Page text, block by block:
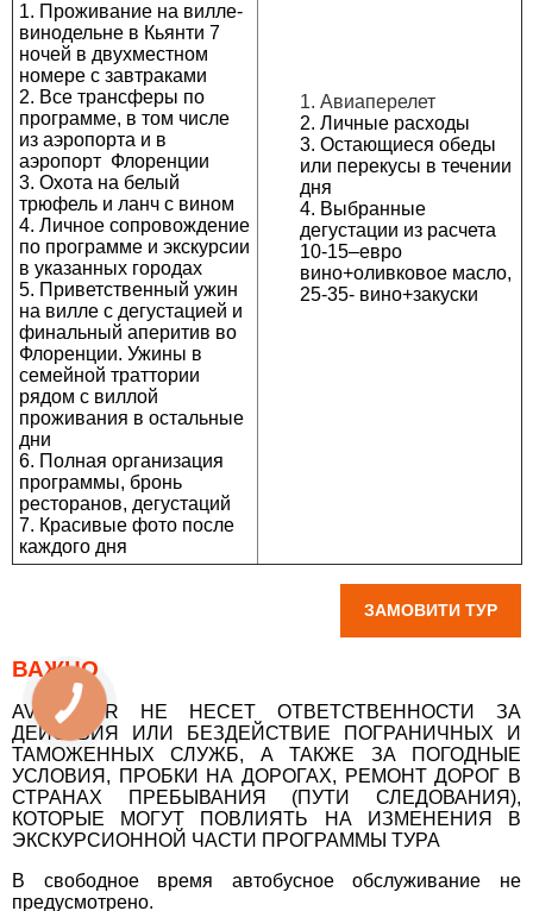
1. Проживание на вилле-
винодельне в Кьянти 7
ночей в двухместном
номере с завтраками
2. Все трансферы по
программе, в том числе
из аэропорта и в
аэропорт Флоренции
3. Охота на белый
трюфель и ланч с вином
4. Личное сопровождение
по программе и экскурсии
в указанных городах
5. Приветственный ужин
на вилле с дегустацией и
финальный аперитив во
Флоренции. Ужины в
семейной траттории
рядом с виллой
проживания в остальные
дни
6. Полная организация
программы, бронь
ресторанов, дегустаций
7. Красивые фото после
каждого дня
1. Авиаперелет
2. Личные расходы
3. Остающиеся обеды
или перекусы в течении
дня
4. Выбранные
дегустации из расчета
10-15–евро
вино+оливковое масло,
25-35- вино+закуски
ЗАМОВИТИ ТУР
ВАЖНО
AVENTOUR НЕ НЕСЕТ ОТВЕТСТВЕННОСТИ ЗА
ДЕЙСТВИЯ ИЛИ БЕЗДЕЙСТВИЕ ПОГРАНИЧНЫХ И
ТАМОЖЕННЫХ СЛУЖБ, А ТАКЖЕ ЗА ПОГОДНЫЕ
УСЛОВИЯ, ПРОБКИ НА ДОРОГАХ, РЕМОНТ ДОРОГ В
СТРАНАХ ПРЕБЫВАНИЯ (ПУТИ СЛЕДОВАНИЯ),
КОТОРЫЕ МОГУТ ПОВЛИЯТЬ НА ИЗМЕНЕНИЯ В
ЭКСКУРСИОННОЙ ЧАСТИ ПРОГРАММЫ ТУРА
В свободное время автобусное обслуживание не
предусмотрено.